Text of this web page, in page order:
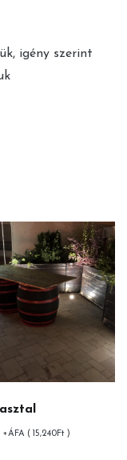
igény szerint
+ÁFA ( 15,240Ft )